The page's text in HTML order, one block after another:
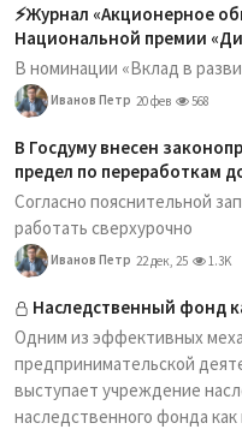
⚡️Журнал «Акционерное
Национальной премии
В номинации «Вклад в
Иванов Петр 20 фев 568
В Госдуму внесен
предел по переработкам
Согласно пояснительной
работать сверхурочно
Иванов Петр 22 дек, 25 1.3K
Наследственный фонд
Одним из эффективных
предпринимательской
выступает учреждение
наследственного фонда